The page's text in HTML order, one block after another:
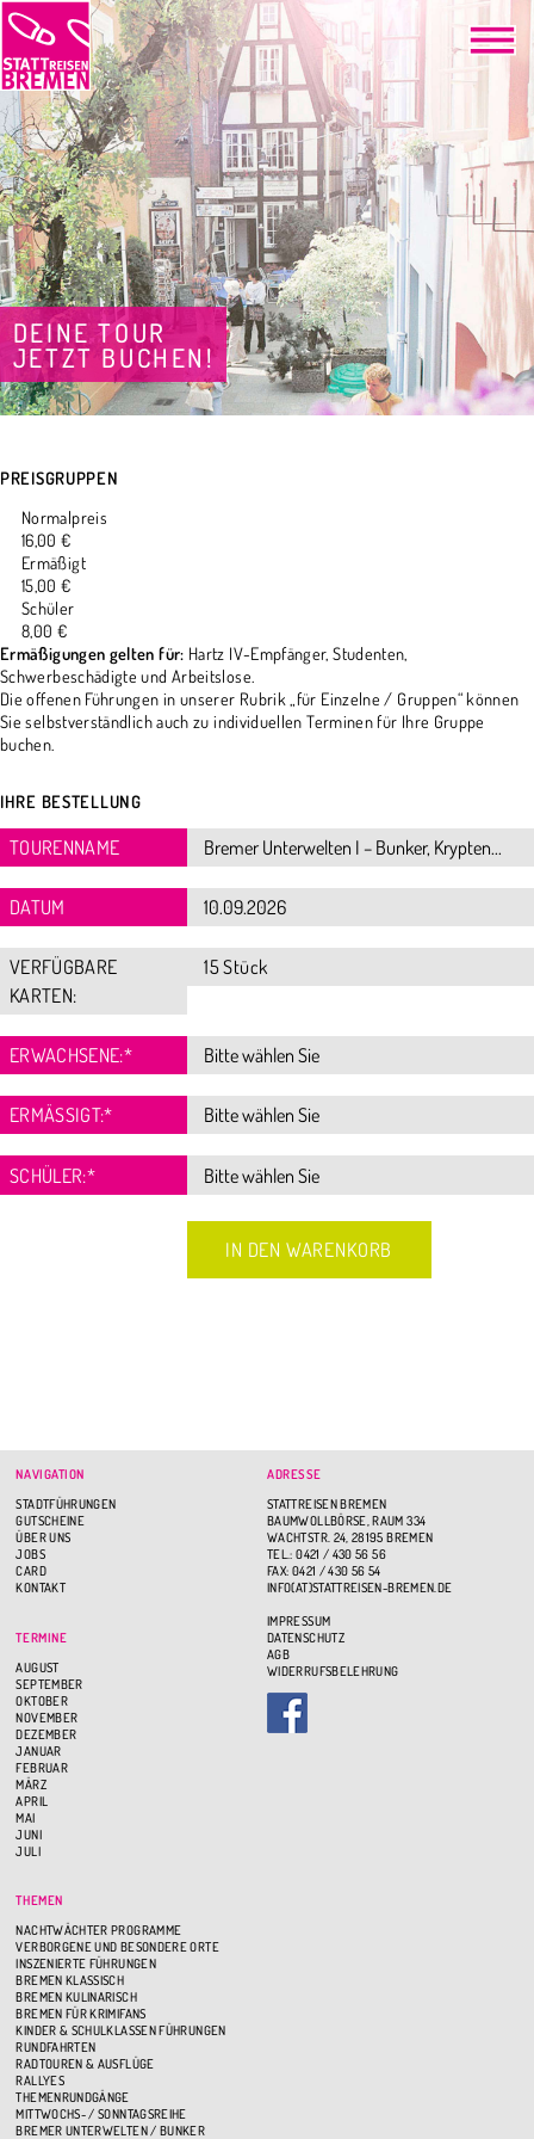
DEINE TOUR
JETZT BUCHEN!
PREISGRUPPEN
Normalpreis
16,00 €
Ermäßigt
15,00 €
Schüler
8,00 €
Ermäßigungen gelten für: Hartz IV-Empfänger, Studenten,
Schwerbeschädigte und Arbeitslose.
Die offenen Führungen in unserer Rubrik „für Einzelne / Gruppen“ können
Sie selbstverständlich auch zu individuellen Terminen für Ihre Gruppe
buchen.
IHRE BESTELLUNG
TOURENNAME
DATUM
VERFÜGBARE
KARTEN:
15 Stück
ERWACHSENE:*
ERMÄSSIGT:*
SCHÜLER:*
NAVIGATION
STADTFÜHRUNGEN
GUTSCHEINE
ÜBER UNS
JOBS
CARD
KONTAKT
TERMINE
AUGUST
SEPTEMBER
OKTOBER
NOVEMBER
DEZEMBER
JANUAR
FEBRUAR
MÄRZ
APRIL
MAI
JUNI
JULI
THEMEN
NACHTWÄCHTER PROGRAMME
VERBORGENE UND BESONDERE ORTE
INSZENIERTE FÜHRUNGEN
BREMEN KLASSISCH
BREMEN KULINARISCH
BREMEN FÜR KRIMIFANS
KINDER & SCHULKLASSEN FÜHRUNGEN
RUNDFAHRTEN
RADTOUREN & AUSFLÜGE
RALLYES
THEMENRUNDGÄNGE
MITTWOCHS- / SONNTAGSREIHE
BREMER UNTERWELTEN / BUNKER
ADRESSE
STATTREISEN BREMEN
BAUMWOLLBÖRSE, RAUM 334
WACHTSTR. 24, 28195 BREMEN
TEL.: 0421 / 430 56 56
FAX: 0421 / 430 56 54
INFO(AT)STATTREISEN-BREMEN.DE
IMPRESSUM
DATENSCHUTZ
AGB
WIDERRUFSBELEHRUNG